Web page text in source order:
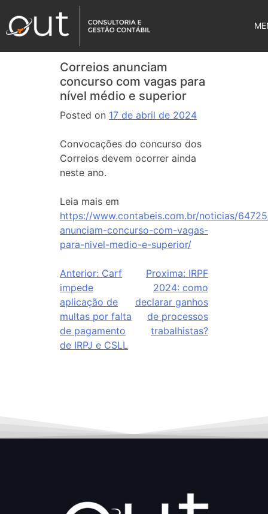
Correios anunciam
concurso com vagas para
nível médio e superior
Posted on 17 de abril de 2024
Convocações do concurso dos
Correios devem ocorrer ainda
neste ano.
Leia mais em
https://www.contabeis.com.br/noticias/
anunciam-concurso-com-vagas-
para-nivel-medio-e-superior/
Anterior: Carf
impede
aplicação de
multas por falta
de pagamento
de IRPJ e CSLL
Proxima: IRPF
2024: como
declarar ganhos
de processos
trabalhistas?